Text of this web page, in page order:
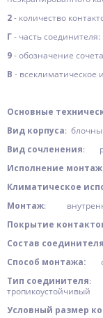
2- количество
Г- часть
9- обозначение
В - всеклиматическое
Основные
Вид корпуса:
Вид сочленения:
Исполнение
Климатическое
Монтаж:
Покрытие
Состав соединителя
Способ монтажа:
Тип соединителя:
тропикоустойчивый
Условный размер